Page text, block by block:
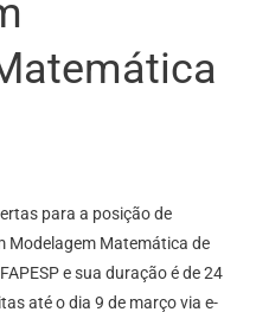
para a posição de
Modelagem Matemática de
e sua duração é de 24
até o dia 9 de março via e-